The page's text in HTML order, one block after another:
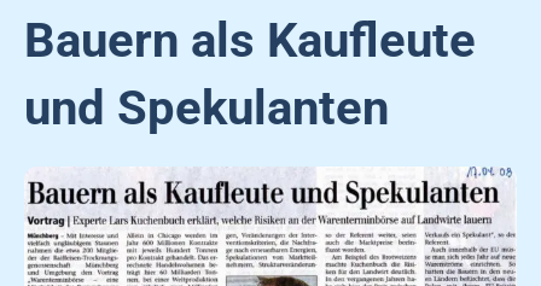
Bauern als Kaufleute
und Spekulanten